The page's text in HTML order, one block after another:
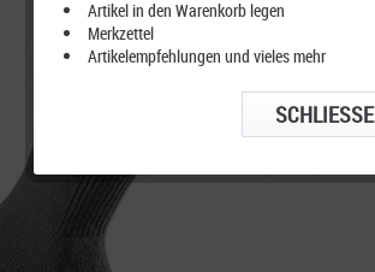
Artikel in den Warenkorb legen
Merkzettel
Artikelempfehlungen und vieles mehr
SCHLIESSEN